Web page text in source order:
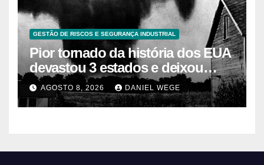
GESTÃO DE RISCOS E SEGURANÇA INDUSTRIAL
Pior tornado da história dos EUA
devastou 3 estados e deixou
centenas de mortos
AGOSTO 8, 2026 DANIEL WEGE